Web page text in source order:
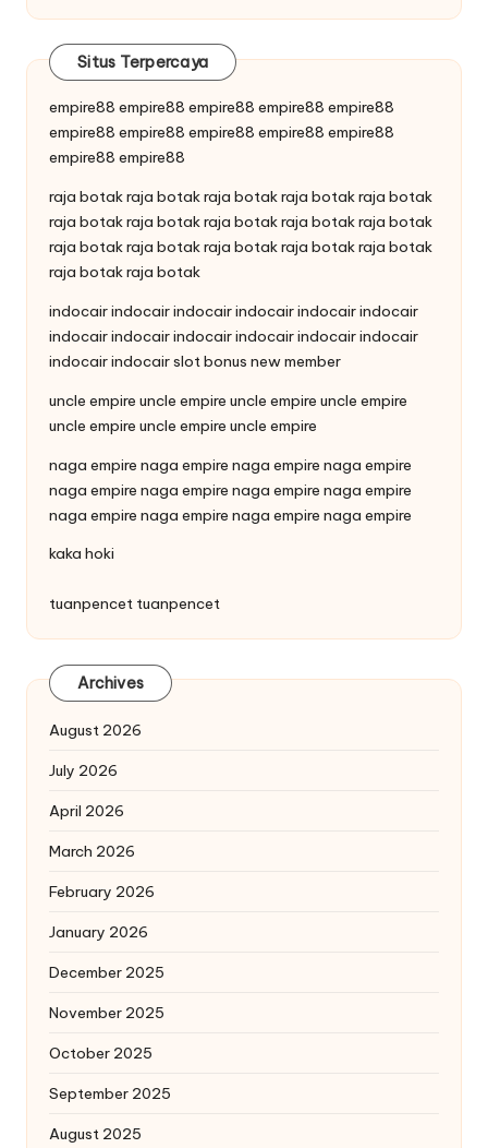
Situs Terpercaya
empire88 empire88 empire88 empire88 empire88
empire88 empire88 empire88 empire88 empire88
empire88 empire88
raja botakraja botakraja botakraja botakraja botak
raja botakraja botakraja botakraja botakraja botak
raja botakraja botakraja botakraja botakraja botak
raja botakraja botak
indocairindocairindocairindocairindocairindocair
indocairindocairindocairindocairindocairindocair
indocairindocairslot bonus new member
uncle empire uncle empire uncle empire uncle empire
uncle empire uncle empire uncle empire
naga empire naga empire naga empire naga empire
naga empire naga empire naga empire naga empire
naga empire naga empire naga empire naga empire
kaka hoki
tuanpencet tuanpencet
Archives
August 2026
July 2026
April 2026
March 2026
February 2026
January 2026
December 2025
November 2025
October 2025
September 2025
August 2025